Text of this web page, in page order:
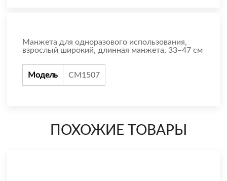
Манжета для одноразового использования,
взрослый широкий, длинная манжета, 33–47 см
Модель CM1507
ПОХОЖИЕ ТОВАРЫ